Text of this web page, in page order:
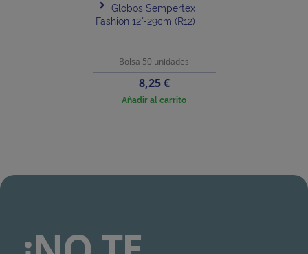
Globos Sempertex
Fashion 12"-29cm (R12)
Bolsa 50 unidades
Precio
8,25 €
Añadir al carrito